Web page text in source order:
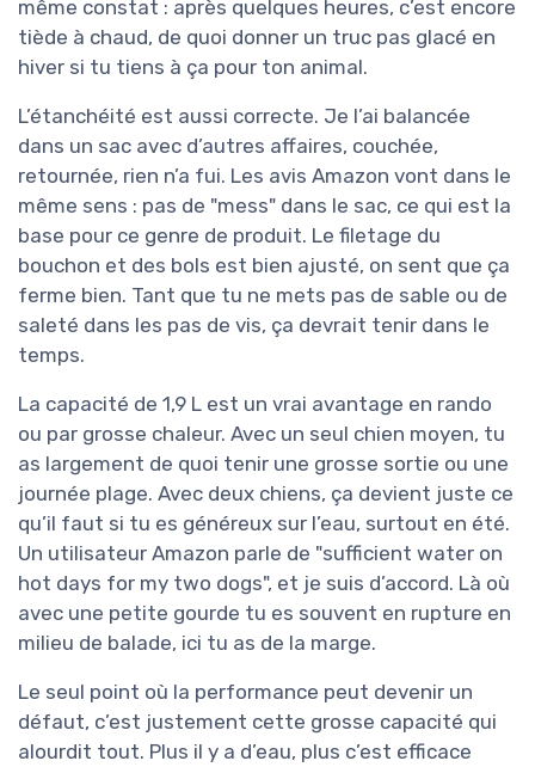
même constat : après quelques heures, c’est encore
tiède à chaud, de quoi donner un truc pas glacé en
hiver si tu tiens à ça pour ton animal.
L’étanchéité est aussi correcte. Je l’ai balancée
dans un sac avec d’autres affaires, couchée,
retournée, rien n’a fui. Les avis Amazon vont dans le
même sens : pas de "mess" dans le sac, ce qui est la
base pour ce genre de produit. Le filetage du
bouchon et des bols est bien ajusté, on sent que ça
ferme bien. Tant que tu ne mets pas de sable ou de
saleté dans les pas de vis, ça devrait tenir dans le
temps.
La capacité de 1,9 L est un vrai avantage en rando
ou par grosse chaleur. Avec un seul chien moyen, tu
as largement de quoi tenir une grosse sortie ou une
journée plage. Avec deux chiens, ça devient juste ce
qu’il faut si tu es généreux sur l’eau, surtout en été.
Un utilisateur Amazon parle de "sufficient water on
hot days for my two dogs", et je suis d’accord. Là où
avec une petite gourde tu es souvent en rupture en
milieu de balade, ici tu as de la marge.
Le seul point où la performance peut devenir un
défaut, c’est justement cette grosse capacité qui
alourdit tout. Plus il y a d’eau, plus c’est efficace